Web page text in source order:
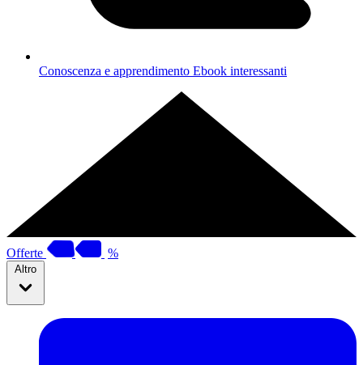
Conoscenza e apprendimento Ebook interessanti
Offerte %
Altro